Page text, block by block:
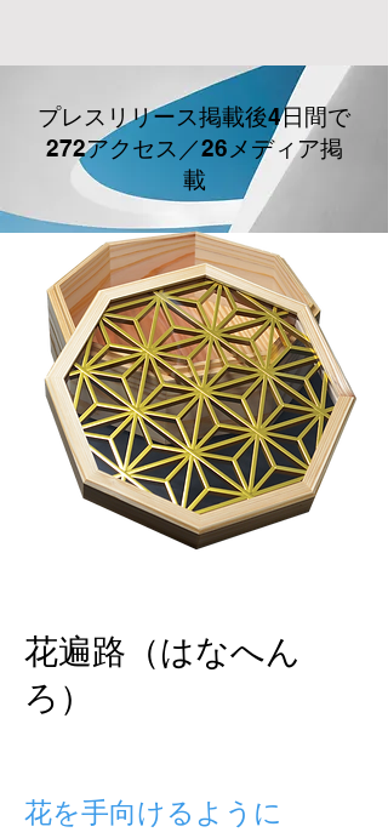
プレスリリース掲載後4日間で
272アクセス／26メディア掲
載
花遍路（はなへん
ろ）
花を手向けるように